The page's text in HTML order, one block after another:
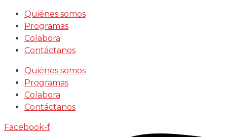
Saltar
contenido
Quiénes somos
Programas
Colabora
Contáctanos
Quiénes somos
Programas
Colabora
Contáctanos
Facebook-f